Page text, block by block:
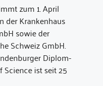
zum 1. April
der Krankenhaus
sowie der
Schweiz GmbH.
Diplom-
Science ist seit 25